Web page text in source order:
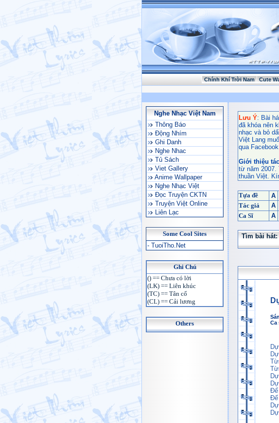
Chính Khí Trời Nam Cute
Nghe Nhạc Việt Nam
Thông Báo
Động Nhím
Ghi Danh
Nghe Nhac
Tủ Sách
Viet Gallery
Anime Wallpaper
Nghe Nhạc Việt
Đọc Truyện CKTN
Truyện Việt Online
Liên Lạc
Some Cool Sites
- TuoiTho.Net
Ghi Chú
() == Chưa có lời
(LK) == Liên khúc
(TC) == Tân cổ
(CL) == Cải lương
Others
Lưu Ý: Bài
đã khóa nên
nhạc và bỏ
Việt Lang
qua
Giới thiệu
từ năm 2007.
thuần Việt.
Tựa đề A
Tác giả
A
Ca Sĩ
A
Tìm bài hát:
Ca
Để